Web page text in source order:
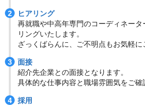
ヒアリング
再就職や中高年専門のコーディネー
リングいたします。
ざっくばらんに、ご不明点もお気軽に
面接
紹介先企業との面接となります。
具体的な仕事内容と職場雰囲気をご確
採用